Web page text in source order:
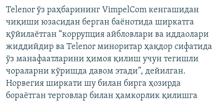
Telenor ўз раҳбарининг VimpelCom кенгашидан
чиқиши юзасидан берган баёнотида ширкатга
қўйилаётган “коррупция айбловлари ва иддаолари
жиддийдир ва Telenor миноритар ҳақдор сифатида
ўз манафаатларини ҳимоя қилиш учун тегишли
чораларни кўришда давом этади”, дейилган.
Норвегия ширкати шу билан бирга ҳозирда
бораётган терговлар билан ҳамкорлик қилишга